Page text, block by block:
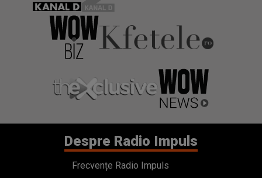
Despre Radio Impuls
Frecvențe Radio Impuls